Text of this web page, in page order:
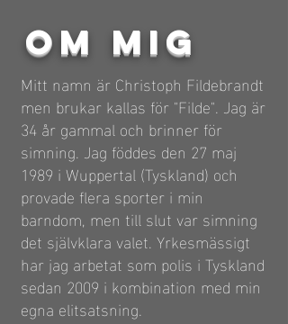
OM MIG
Mitt namn är Christoph Fildebrandt
men brukar kallas för "Filde". Jag är
34 år gammal och brinner för
simning. Jag föddes den 27 maj
1989 i Wuppertal (Tyskland) och
provade flera sporter i min
barndom, men till slut var simning
det självklara valet. Yrkesmässigt
har jag arbetat som polis i Tyskland
sedan 2009 i kombination med min
egna elitsatsning.